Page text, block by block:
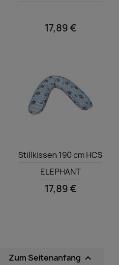
17,89 €
 Vorschau
Stillkissen 190 cm HCS
ELEPHANT
17,89 €
Zum Seitenanfang 